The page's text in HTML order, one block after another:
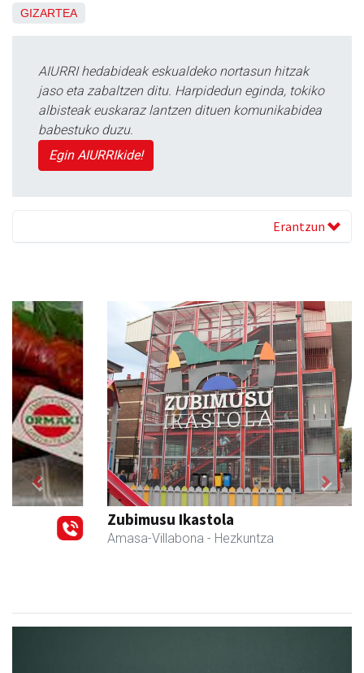
GIZARTEA
AIURRI hedabideak eskualdeko nortasun hitzak
jaso eta zabaltzen ditu. Harpidedun eginda, tokiko
albisteak euskaraz lantzen dituen komunikabidea
babestuko duzu.
Egin AIURRIkide!
Erantzun
Zubimusu Ikastola
Amasa-Villabona - Hezkuntza
Previous Next